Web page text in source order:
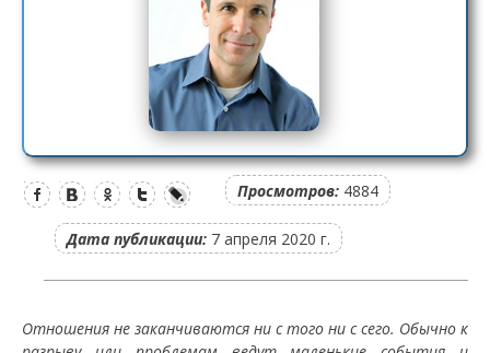
Просмотров: 4884
Дата публикации: 7 апреля 2020 г.
Отношения не заканчиваются ни с того ни с сего. Обычно к